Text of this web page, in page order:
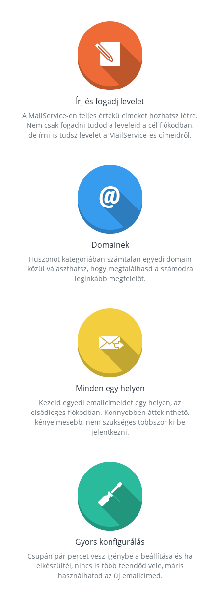
Írj és fogadj levelet
A MailService-en teljes értékű címeket hozhatsz létre.
Nem csak fogadni tudod a leveleid a cél fiókodban,
de írni is tudsz levelet a MailService-es címeidről.
Domainek
Huszonöt kategóriában számtalan egyedi domain
közül választhatsz, hogy megtalálhasd a számodra
leginkább megfelelőt.
Minden egy helyen
Kezeld egyedi emailcímeidet egy helyen, az
elsődleges fiókodban. Könnyebben áttekinthető,
kényelmesebb, nem szükséges többször ki-be
jelentkezni.
Gyors konfigurálás
Csupán pár percet vesz igénybe a beállítása és ha
elkészültél, nincs is több teendőd vele, máris
használhatod az új emailcímed.